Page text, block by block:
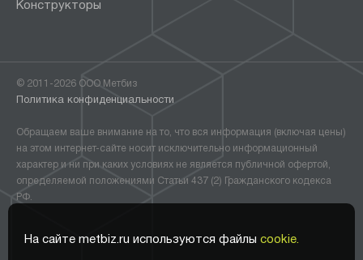
На сайте metbiz.ru используются файлы cookie.
Конструкторы
© 2011-2026 ООО Метбиз
Политика конфиденциальности
Обращаем ваше внимание на то, что вся информация (включая цены)
на этом интернет-сайте носит исключительно информационный
характер и ни при каких условиях не является публичной офертой,
определяемой положениями Статьи 437 (2) Гражданского кодекса
РФ.